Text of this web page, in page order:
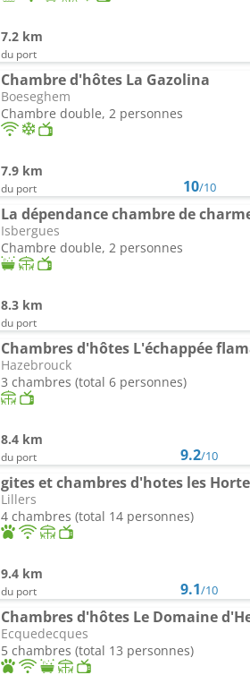
7.2 km
du port
Chambre d'hôtes La Gazolina
Boeseghem
Chambre double, 2 personnes
7.9 km
du port 10/10
La dépendance chambre de
Isbergues
Chambre double, 2 personnes
8.3 km
du port
Chambres d'hôtes L'échappée
Hazebrouck
3 chambres (total 6 personnes)
8.4 km
du port 9.2/10
gites et chambres d'hotes les
Lillers
4 chambres (total 14 personnes)
9.4 km
du port 9.1/10
Chambres d'hôtes Le Domaine
Ecquedecques
5 chambres (total 13 personnes)